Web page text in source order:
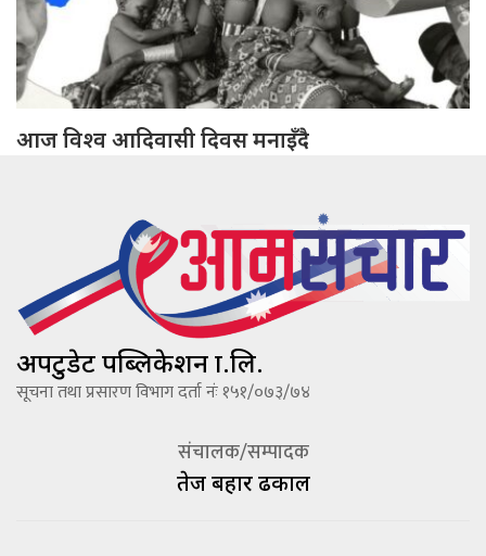
आज विश्व आदिवासी दिवस मनाइँदै
अपटुडेट पब्लिकेशन प्रा.लि.
सूचना तथा प्रसारण विभाग दर्ता नंः १५१/०७३/७४
संचालक/सम्पादक
तेज बहादूर ढकाल